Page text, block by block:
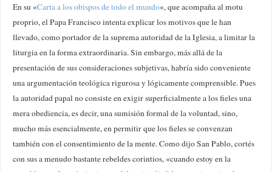
En su «Carta a los obispos de todo el mundo«, que acompaña al motu
proprio, el Papa Francisco intenta explicar los motivos que le han
llevado, como portador de la suprema autoridad de la Iglesia, a limitar la
liturgia en la forma extraordinaria. Sin embargo, más allá de la
presentación de sus consideraciones subjetivas, habría sido conveniente
una argumentación teológica rigurosa y lógicamente comprensible. Pues
la autoridad papal no consiste en exigir superficialmente a los fieles una
mera obediencia, es decir, una sumisión formal de la voluntad, sino,
mucho más esencialmente, en permitir que los fieles se convenzan
también con el consentimiento de la mente. Como dijo San Pablo, cortés
con sus a menudo bastante rebeldes corintios, «cuando estoy en la